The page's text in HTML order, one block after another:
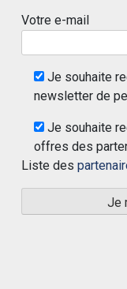
Votre e-mail
Je souhaite
newsletter de
Je souhaite
offres des
Liste des